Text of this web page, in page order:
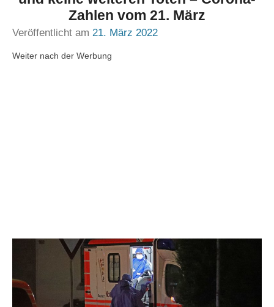
Zahlen vom 21. März
Veröffentlicht am 21. März 2022
Weiter nach der Werbung